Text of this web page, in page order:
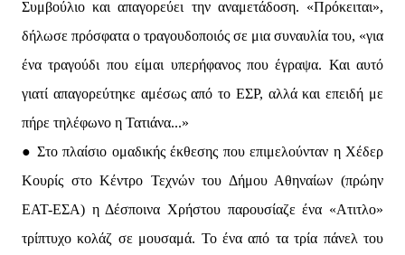
Συμβούλιο και απαγορεύει την αναμετάδοση. «Πρόκειται»,
δήλωσε πρόσφατα ο τραγουδοποιός σε μια συναυλία του, «για
ένα τραγούδι που είμαι υπερήφανος που έγραψα. Και αυτό
γιατί απαγορεύτηκε αμέσως από το ΕΣΡ, αλλά και επειδή με
πήρε τηλέφωνο η Τατιάνα...»
● Στο πλαίσιο ομαδικής έκθεσης που επιμελούνταν η Χέδερ
Κουρίς στο Κέντρο Τεχνών του Δήμου Αθηναίων (πρώην
ΕΑΤ-ΕΣΑ) η Δέσποινα Χρήστου παρουσίαζε ένα «Ατιτλο»
τρίπτυχο κολάζ σε μουσαμά. Το ένα από τα τρία πάνελ του